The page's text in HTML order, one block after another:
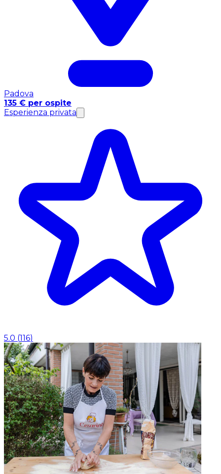
Padova
135 € per ospite
Esperienza privata
5.0 (116)